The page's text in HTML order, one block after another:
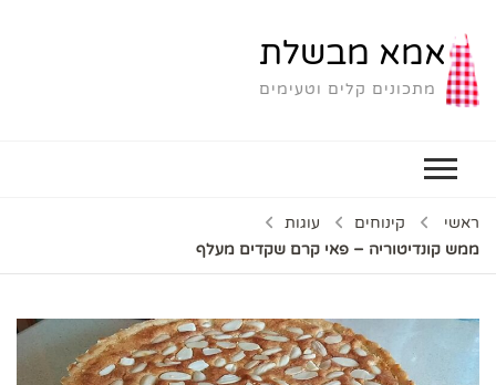
אמא מבשלת
מתכונים קלים וטעימים
ראשי קינוחים
עוגות
ממש קונדיטוריה – פאי קרם שקדים מעלף